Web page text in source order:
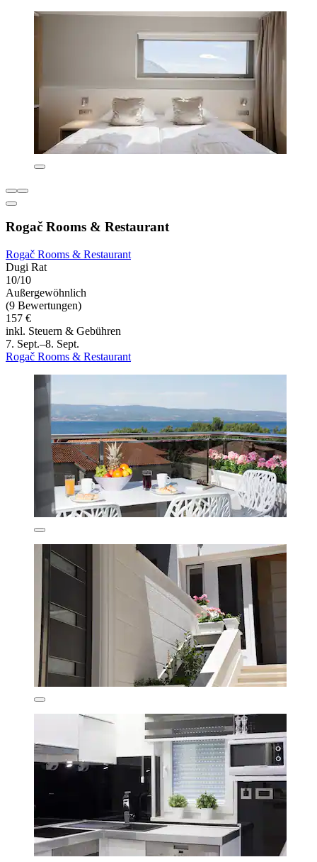
Rogač Rooms & Restaurant
Rogač Rooms & Restaurant
Dugi Rat
10/10
Außergewöhnlich
(9 Bewertungen)
157 €
inkl. Steuern & Gebühren
7. Sept.–8. Sept.
Rogač Rooms & Restaurant